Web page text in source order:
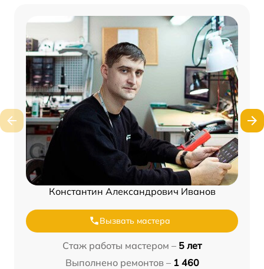
Константин Александрович Иванов
Вызвать мастера
Стаж работы мастером – 5 лет
Выполнено ремонтов – 1 460